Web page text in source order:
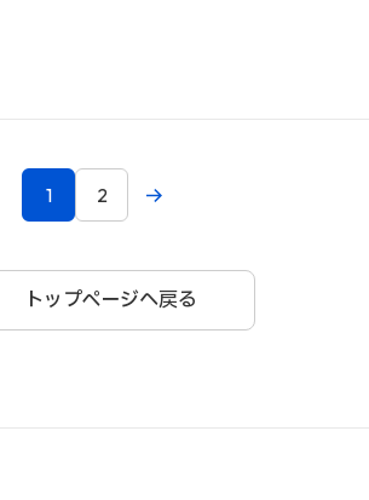
1 2
トップページへ戻る